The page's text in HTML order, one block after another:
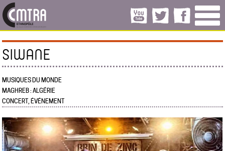
SIWANE
MUSIQUES DU MONDE
MAGHREB : ALGÉRIE
CONCERT, ÉVÉNEMENT